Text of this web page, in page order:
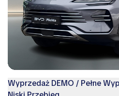
Wyprzedaż DEMO / Pełne